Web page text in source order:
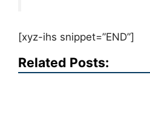
[xyz-ihs snippet=”END”]
Related Posts: